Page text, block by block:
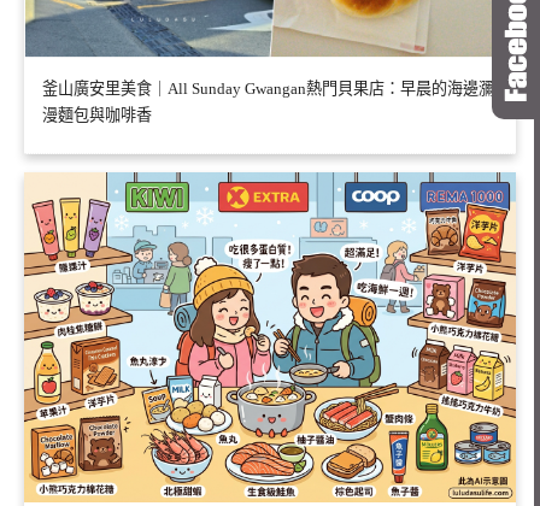
釜山廣安里美食｜All Sunday Gwangan熱門貝果店：早晨的海邊瀰
漫麵包與咖啡香